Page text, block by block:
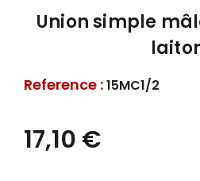
Union simple
Reference :15MC1/2
17,10 €